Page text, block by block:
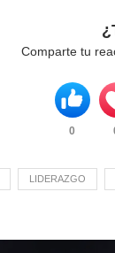
Comparte tu
0
LIDERAZGO